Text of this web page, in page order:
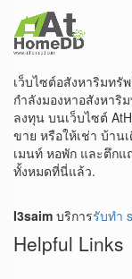
เว็บไซต์อสังหาริมทรั
กำลังมองหาอสังหาริ
ลงทุน บนเว็บไซต์
ขาย หรือให้เช่า บ้าน
เมนท์ หอพัก และตึก
ทั้งหมดที่นี่แล้ว.
I3saim บริการรับทำ
Helpful Links